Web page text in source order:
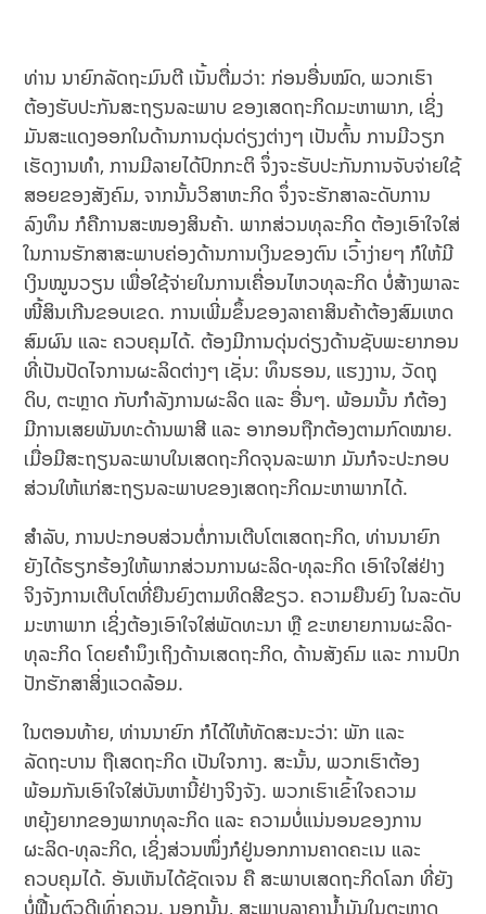
ທ່ານ ນາຍົກລັດຖະມົນຕີ ເນັ້ນຕື່ມວ່າ: ກ່ອນອື່ນໝົດ, ພວກເຮົາ
ຕ້ອງຮັບປະກັນສະຖຽນລະພາບ ຂອງເສດຖະກິດມະຫາພາກ, ເຊິ່ງ
ມັນສະແດງອອກໃນດ້ານການດຸ່ນດ່ຽງຕ່າງໆ ເປັນຕົ້ນ ການມີວຽກ
ເຮັດງານທຳ, ການມີລາຍໄດ້ປົກກະຕິ ຈຶ່ງຈະຮັບປະກັນການຈັບ​ຈ່າຍໃຊ້
ສອຍຂອງສັງຄົມ, ຈາກນັ້ນວິສາ​ຫະກິດ ຈຶ່ງຈະຮັກສາລະດັບການ
ລົງທຶນ ກໍຄືການສະໜອງສິນຄ້າ. ພາກສ່ວນທຸລະກິດ ຕ້ອງເອົາໃຈໃສ່
ໃນການຮັກສາສະພາບຄ່ອງດ້ານການເງິນຂອງຕົນ ເວົ້າງ່າຍໆ ກໍໃຫ້ມີ
ເງິນໝູນວຽນ ເພື່ອໃຊ້ຈ່າຍໃນການເຄື່ອນໄຫວທຸລະກິດ ບໍ່ສ້າງພາລະ
ໜີ້ສິນເກີນຂອບເຂດ. ການເພີ່ມຂຶ້ນຂອງລາຄາສິນຄ້າຕ້ອງສົມເຫດ
ສົມຜົນ ແລະ ຄວບຄຸມໄດ້. ຕ້ອງມີການດຸ່ນດ່ຽງດ້ານຊັບພະຍາກອນ
ທີ່ເປັນປັດໄຈການຜະລິດຕ່າງໆ ເຊັ່ນ: ທຶນຮອນ, ແຮງງານ, ວັດຖຸ
ດິບ, ຕະຫຼາດ ກັບກຳລັງການຜະລິດ ແລະ ອື່ນໆ. ພ້ອມນັ້ນ ກໍຕ້ອງ
ມີການເສຍພັນທະດ້ານພາສີ ແລະ ອາກອນຖືກຕ້ອງຕາມກົດ​ໝາຍ.
ເມື່ອມີສະຖຽນລະພາບໃນເສດຖະກິດຈຸນລະພາກ ມັນກໍຈະປະກອບ
ສ່ວນໃຫ້ແກ່ສະຖຽນລະພາບຂອງເສດຖະກິດມະຫາພາກໄດ້.
ສຳລັບ, ການປະກອບສ່ວນຕໍ່ການເຕີບໂຕເສດຖະກິດ, ທ່ານນາຍົກ
ຍັງໄດ້ຮຽກຮ້ອງໃຫ້ພາກສ່ວນການຜະລິດ-ທຸລະກິດ ເອົາໃຈໃສ່ຢ່າງ
ຈິງຈັງການເຕີບໂຕທີ່ຍືນຍົງຕາມທິດສີຂຽວ. ຄວາມຍືນຍົງ ໃນລະດັບ
ມະຫາພາກ ເຊິ່ງຕ້ອງເອົາໃຈໃສ່ພັດທະນາ ຫຼື ຂະຫຍາຍການຜະລິດ-
ທຸລະກິດ ໂດຍຄຳນຶງເຖິງດ້ານເສດຖະກິດ, ດ້ານສັງຄົມ ແລະ ການປົກ
ປັກຮັກສາສິ່ງແວດລ້ອມ.
ໃນຕອນທ້າຍ, ທ່ານນາຍົກ ກໍໄດ້ໃຫ້ທັດ​ສະນະວ່າ: ພັກ ແລະ
ລັດຖະບານ ຖືເສດຖະກິດ ເປັນໃຈກາງ. ສະນັ້ນ, ພວກເຮົາຕ້ອງ
ພ້ອມກັນເອົາໃຈໃສ່ບັນຫານີ້ຢ່າງຈິງຈັງ. ພວກເຮົາເຂົ້າໃຈຄວາມ
ຫຍຸ້ງຍາກຂອງພາກທຸລະກິດ ແລະ ຄວາມບໍ່ແນ່ນອນຂອງການ
ຜະລິດ-ທຸລະກິດ, ເຊິ່ງສ່ວນໜຶ່ງກໍຢູ່ນອກການຄາດຄະເນ ແລະ
ຄວບຄຸມໄດ້. ອັນເຫັນໄດ້ຊັດເຈນ ຄື ສະພາບເສດຖະກິດໂລກ ທີ່ຍັງ
ບໍ່ຟື້ນຕົວດີເທົ່າຄວນ. ນອກນັ້ນ, ສະພາບລາຄານ້ຳມັນໃນຕະຫຼາດ